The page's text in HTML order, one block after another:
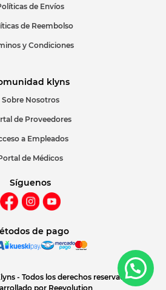
de Envíos
de Reembolso
y Condiciones
klyns
Sobre Nosotros
de Proveedores
a Empleados
de Médicos
Síguenos
de pago
- Todos los derechos reservados
por Reevolution